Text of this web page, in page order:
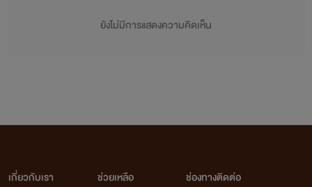
ยังไม่มีการแสดงความคิดเห็น
เกี่ยวกับเรา
ช่วยเหลือ
ช่องทางติดต่อ